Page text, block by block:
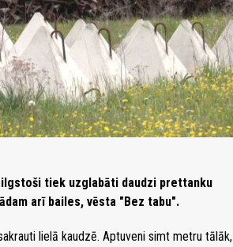
tiek uzglabāti daudzi prettanku
arī bailes, vēsta "Bez tabu".
lielā kaudzē. Aptuveni simt metru tālāk,